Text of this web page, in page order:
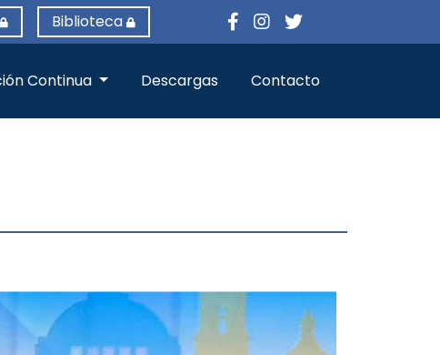
Biblioteca
Continua Descargas Contacto